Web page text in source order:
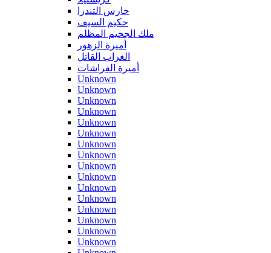
حارس التندرا
حكيم السيف
ملك الجحيم المظلم
أميرة الزهور
الغراب القاتل
أميرة الفراشات
Unknown
Unknown
Unknown
Unknown
Unknown
Unknown
Unknown
Unknown
Unknown
Unknown
Unknown
Unknown
Unknown
Unknown
Unknown
Unknown